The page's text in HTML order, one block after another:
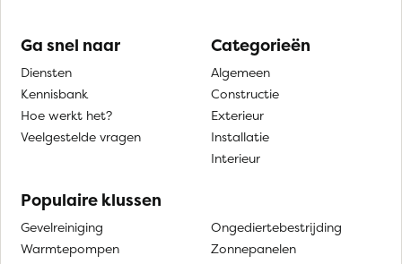
Ga snel naar
Diensten
Kennisbank
Hoe werkt het?
Veelgestelde vragen
Categorieën
Algemeen
Constructie
Exterieur
Installatie
Interieur
Populaire klussen
Gevelreiniging
Warmtepompen
Ongediertebestrijding
Zonnepanelen